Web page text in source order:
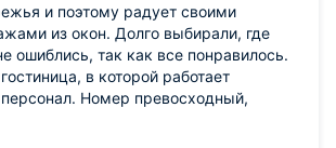
и поэтому радует своими
из окон. Долго выбирали, где
ошиблись, так как все понравилось.
в которой работает
Номер превосходный,